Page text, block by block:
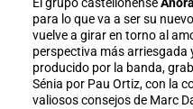
El grupo castellonense
para lo que va a ser su
vuelve a girar en torno al
perspectiva más arriesgada
producido por la banda,
Sénia por Pau Ortiz, con la
valiosos consejos de Marc